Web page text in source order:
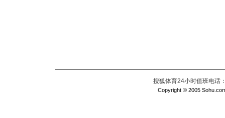
搜狐体育24小时值班电话
Copyright © 2005